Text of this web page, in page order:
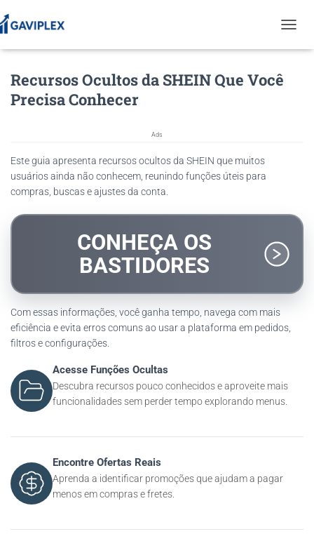
O
Recursos Ocultos da SHEIN Que Você
Precisa Conhecer
Ads
Este guia apresenta recursos ocultos da SHEIN que muitos
usuários ainda não conhecem, reunindo funções úteis para
compras, buscas e ajustes da conta.
CONHEÇA OS
BASTIDORES
Com essas informações, você ganha tempo, navega com mais
eficiência e evita erros comuns ao usar a plataforma em pedidos,
filtros e configurações.
Acesse Funções Ocultas
Descubra recursos pouco conhecidos e aproveite mais
funcionalidades sem perder tempo explorando menus.
Encontre Ofertas Reais
Aprenda a identificar promoções que ajudam a pagar
menos em compras e fretes.